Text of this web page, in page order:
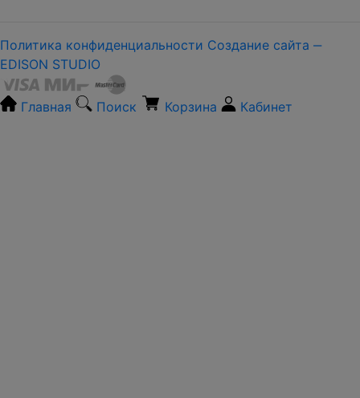
Политика конфиденциальности Создание сайта ‒
EDISON STUDIO
Главная Поиск Корзина Кабинет